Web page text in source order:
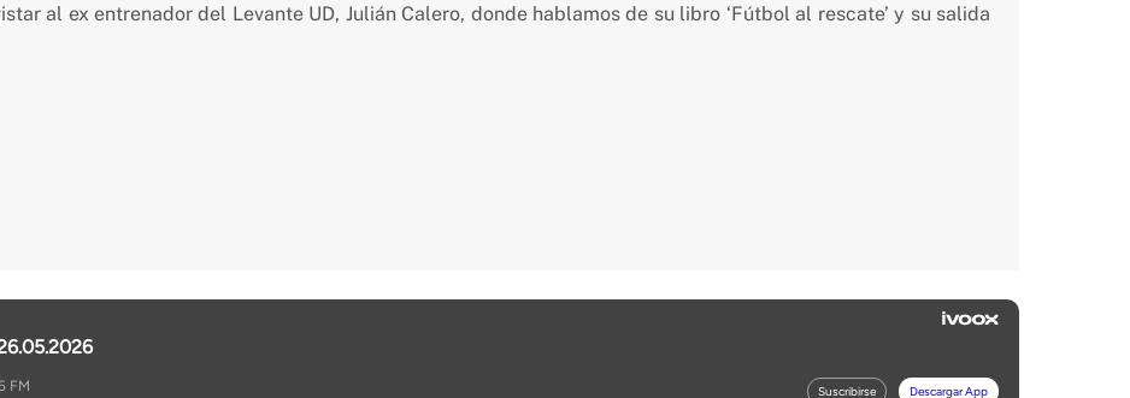
al ex entrenador del Levante UD, Julián Calero, donde hablamos de su libro ‘Fútbol al rescate’ y su salida